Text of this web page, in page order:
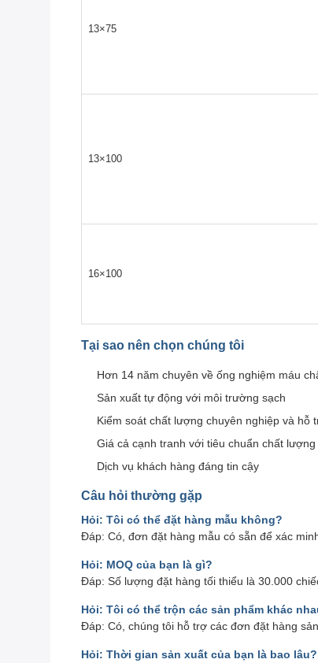
13×75
13×100
16×100
Tại sao nên chọn chúng tôi
Hơn 14 năm chuyên về ống nghiệm máu
Sản xuất tự động với môi trường sạch
Kiểm soát chất lượng chuyên nghiệp và hỗ
Giá cả cạnh tranh với tiêu chuẩn chất lượng
Dịch vụ khách hàng đáng tin cậy
Câu hỏi thường gặp
Hỏi: Tôi có thể đặt hàng mẫu không?
Đáp: Có, đơn đặt hàng mẫu có sẵn để xác
Hỏi: MOQ của bạn là gì?
Đáp: Số lượng đặt hàng tối thiểu là 30.000
Hỏi: Tôi có thể trộn các sản phẩm khác
Đáp: Có, chúng tôi hỗ trợ các đơn đặt hàng
Hỏi: Thời gian sản xuất của bạn là bao lâu?